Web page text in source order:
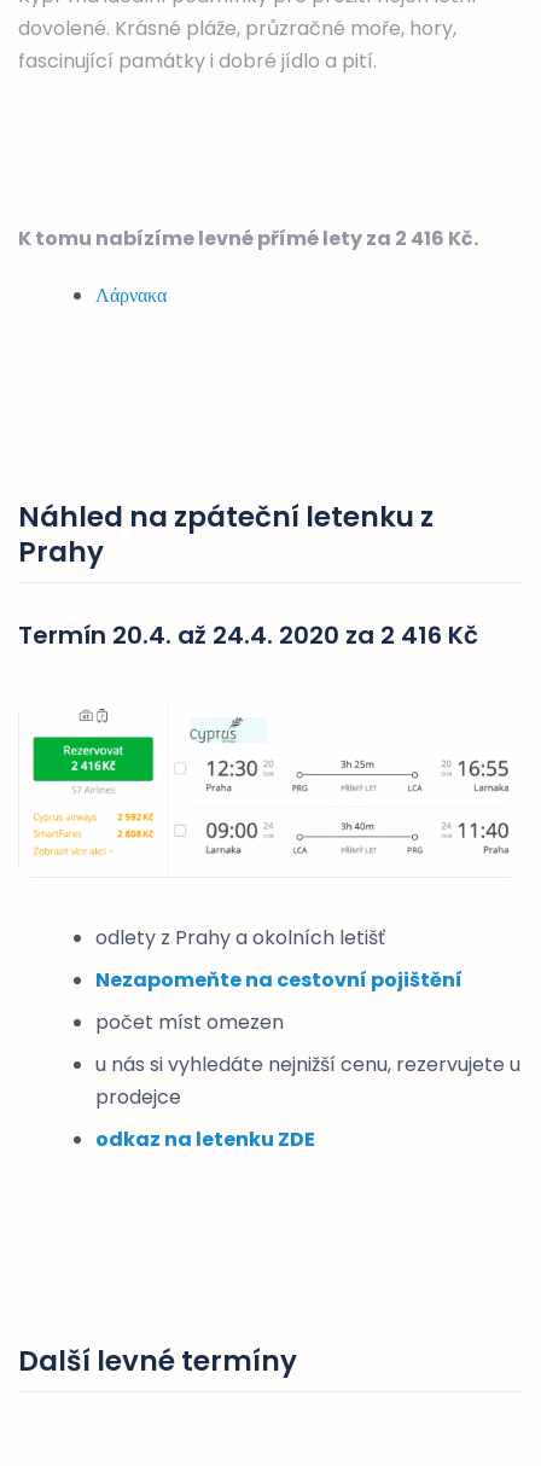
dovolené. Krásné pláže, průzračné moře, hory,
fascinující památky i dobré jídlo a pití.
K tomu nabízíme levné přímé lety za 2 416 Kč.
Λάρνακα
Náhled na zpáteční letenku z
Prahy
Termín 20.4. až 24.4. 2020 za 2 416 Kč
odlety z Prahy a okolních letišť
Nezapomeňte na cestovní pojištění
počet míst omezen
u nás si vyhledáte nejnižší cenu, rezervujete u
prodejce
odkaz na letenku ZDE
Další levné termíny